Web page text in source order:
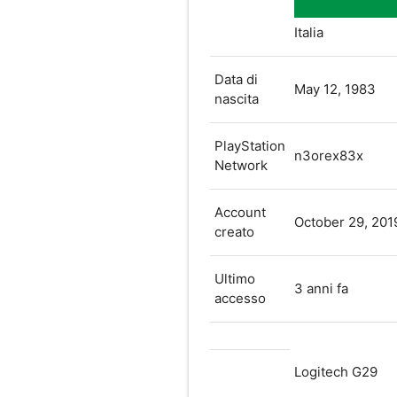
Italia
Data di
nascita
May 12, 1983
PlayStation
Network
n3orex83x
Account
creato
October 29,
Ultimo
accesso
3 anni fa
Logitech G29